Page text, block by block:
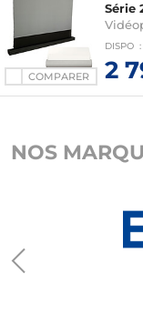
COMPARER
Série
TV
son
DISPO :
2
NOS